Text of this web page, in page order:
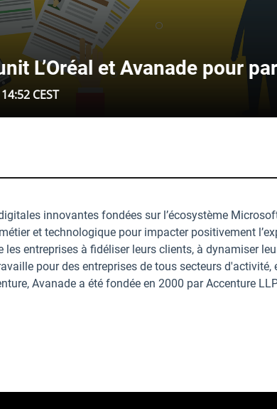
et Avanade pour parler du
innovantes fondées sur l’écosystème
et technologique pour impacter positivement
entreprises à fidéliser leurs clients, à dynamiser
pour des entreprises de tous secteurs
Avanade a été fondée en 2000 par Accenture